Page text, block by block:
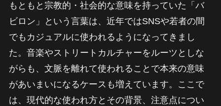
もともと宗教的・社会的な意味を持っていた「バ
ビロン」という言葉は、近年ではSNSや若者の間
でもカジュアルに使われるようになってきまし
た。音楽やストリートカルチャーをルーツとしな
がらも、文脈を離れて使われることで本来の意味
があいまいになるケースも増えています。ここで
は、現代的な使われ方とその背景、注意点につい